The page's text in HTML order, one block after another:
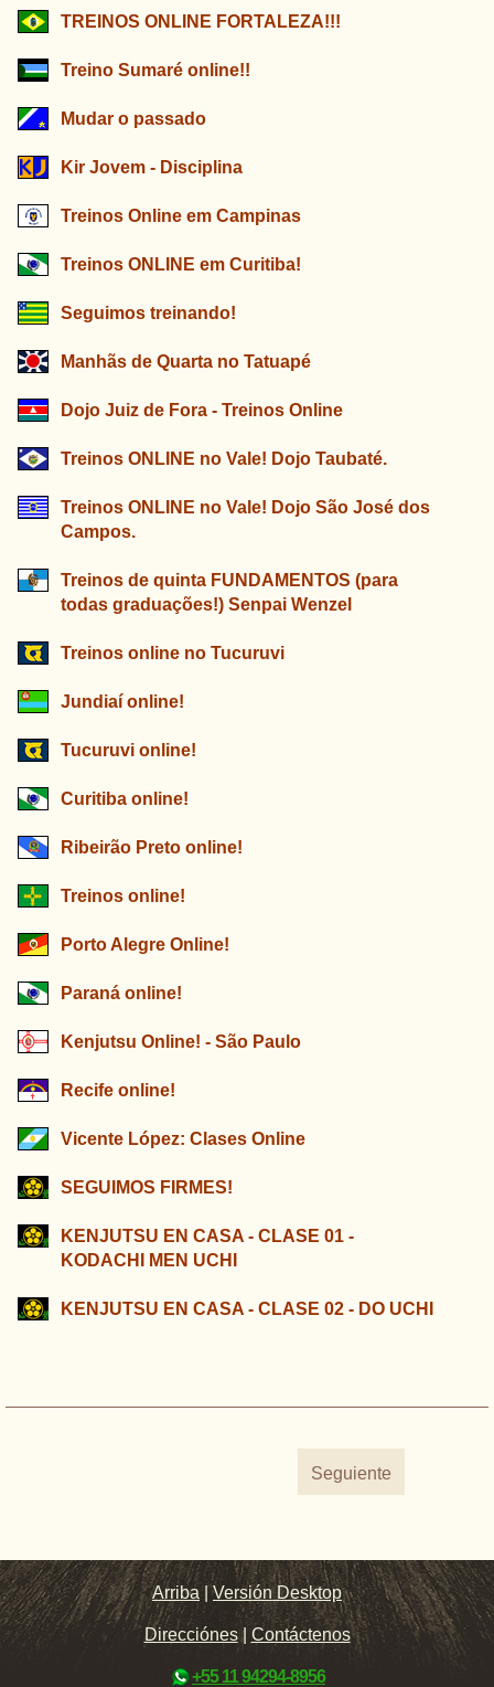
TREINOS ONLINE FORTALEZA!!!
Treino Sumaré online!!
Mudar o passado
Kir Jovem - Disciplina
Treinos Online em Campinas
Treinos ONLINE em Curitiba!
Seguimos treinando!
Manhãs de Quarta no Tatuapé
Dojo Juiz de Fora - Treinos Online
Treinos ONLINE no Vale! Dojo Taubaté.
Treinos ONLINE no Vale! Dojo São José dos
Campos.
Treinos de quinta FUNDAMENTOS (para
todas graduações!) Senpai Wenzel
Treinos online no Tucuruvi
Jundiaí online!
Tucuruvi online!
Curitiba online!
Ribeirão Preto online!
Treinos online!
Porto Alegre Online!
Paraná online!
Kenjutsu Online! - São Paulo
Recife online!
Vicente López: Clases Online
SEGUIMOS FIRMES!
KENJUTSU EN CASA - CLASE 01 -
KODACHI MEN UCHI
KENJUTSU EN CASA - CLASE 02 - DO UCHI
Seguiente
Arriba |Versión Desktop
Direcciónes| Contáctenos
+55 11 94294-8956